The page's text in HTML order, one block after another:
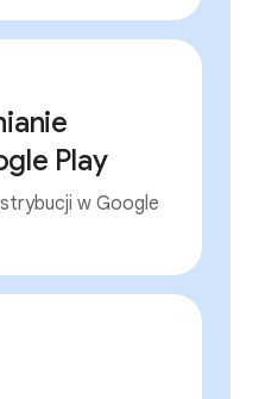
Play
w Google